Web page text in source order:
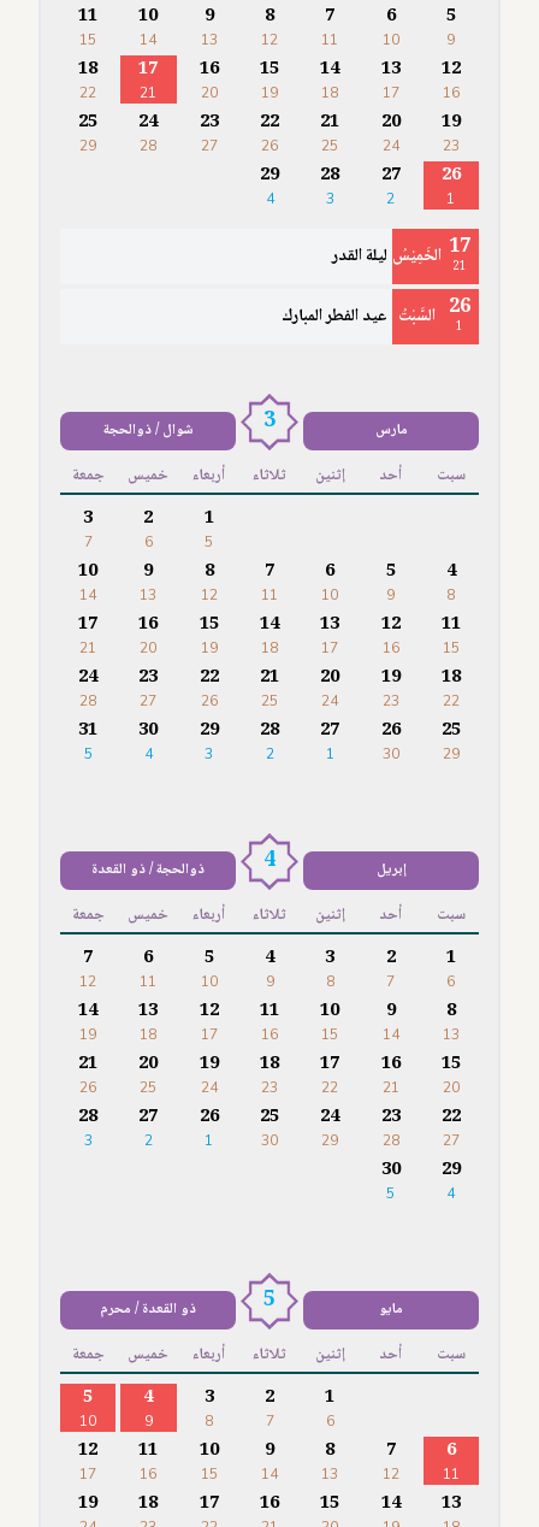
5
9
6
10
7
11
8
12
9
13
10
14
11
15
12
16
13
17
14
18
15
19
16
20
17
21
18
22
19
23
20
24
21
25
22
26
23
27
24
28
25
29
26
1
27
2
28
3
29
4
17
21 الخَمِيْسُ ليلة القدر
26
1 السَّبْتُ عيد الفطر المبارك
مارس 3 شوال / ذوالحجة
سبت أحد إثنين ثلاثاء أربعاء خميس جمعة
1
5
2
6
3
7
4
8
5
9
6
10
7
11
8
12
9
13
10
14
11
15
12
16
13
17
14
18
15
19
16
20
17
21
18
22
19
23
20
24
21
25
22
26
23
27
24
28
25
29
26
30
27
1
28
2
29
3
30
4
31
5
إبريل 4 ذوالحجة / ذو القعدة
سبت أحد إثنين ثلاثاء أربعاء خميس جمعة
1
6
2
7
3
8
4
9
5
10
6
11
7
12
8
13
9
14
10
15
11
16
12
17
13
18
14
19
15
20
16
21
17
22
18
23
19
24
20
25
21
26
22
27
23
28
24
29
25
30
26
1
27
2
28
3
29
4
30
5
مايو 5 ذو القعدة / محرم
سبت أحد إثنين ثلاثاء أربعاء خميس جمعة
1
6
2
7
3
8
4
9
5
10
6
11
7
12
8
13
9
14
10
15
11
16
12
17
13
14
15
16
17
18
19